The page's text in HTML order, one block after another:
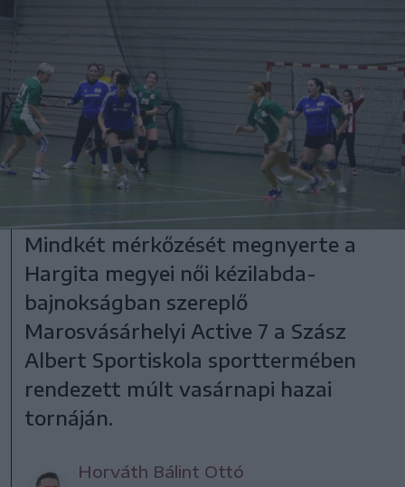
Mindkét mérkőzését megnyerte a
Hargita megyei női kézilabda-
bajnokságban szereplő
Marosvásárhelyi Active 7 a Szász
Albert Sportiskola sporttermében
rendezett múlt vasárnapi hazai
tornáján.
Horváth Bálint Ottó